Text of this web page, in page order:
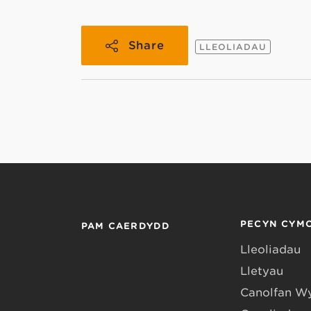
Share LLEOLIADAU
PAM CAERDYDD PECYN
Lleoliadau
Lletyau
Canolfan